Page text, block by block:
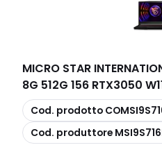
MICRO STAR
8G 512G 156 RTX3050
copia
Cod. prodotto
copia
Cod. produttore